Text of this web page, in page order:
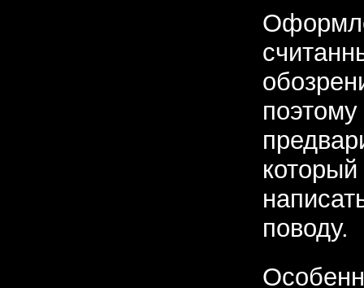
поводу.